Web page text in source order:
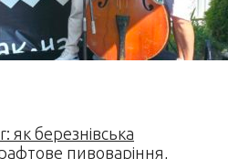
як березнівська
пивоваріння,